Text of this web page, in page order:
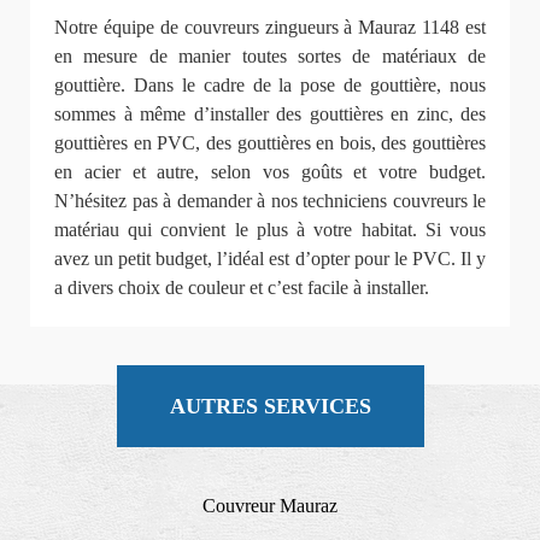
Notre équipe de couvreurs zingueurs à Mauraz 1148 est
en mesure de manier toutes sortes de matériaux de
gouttière. Dans le cadre de la pose de gouttière, nous
sommes à même d’installer des gouttières en zinc, des
gouttières en PVC, des gouttières en bois, des gouttières
en acier et autre, selon vos goûts et votre budget.
N’hésitez pas à demander à nos techniciens couvreurs le
matériau qui convient le plus à votre habitat. Si vous
avez un petit budget, l’idéal est d’opter pour le PVC. Il y
a divers choix de couleur et c’est facile à installer.
AUTRES SERVICES
Couvreur Mauraz